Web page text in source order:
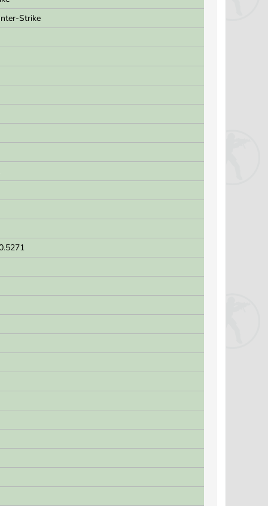
Strike